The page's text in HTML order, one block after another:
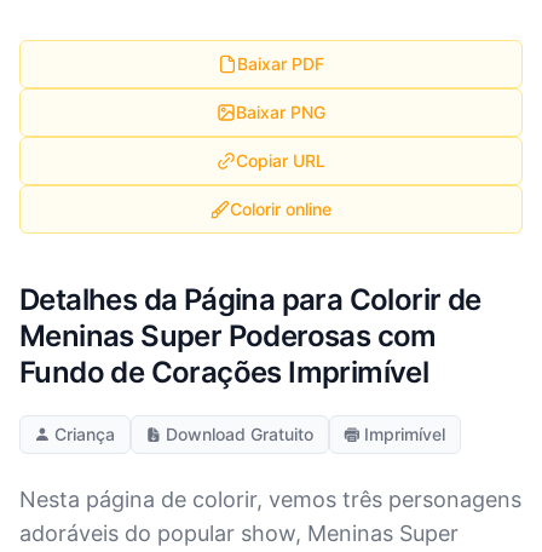
Baixar PDF
Baixar PNG
Copiar URL
Colorir online
Detalhes da Página para Colorir de
Meninas Super Poderosas com
Fundo de Corações Imprimível
Criança Download Gratuito Imprimível
Nesta página de colorir, vemos três personagens
adoráveis do popular show, Meninas Super